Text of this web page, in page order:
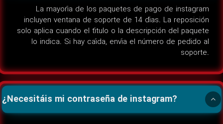
La mayoría de los paquetes de pago de instagram
incluyen ventana de soporte de 14 días. La reposición
solo aplica cuando el título o la descripción del paquete
lo indica. Si hay caída, envía el número de pedido al
soporte.
¿Necesitáis mi contraseña de instagram?